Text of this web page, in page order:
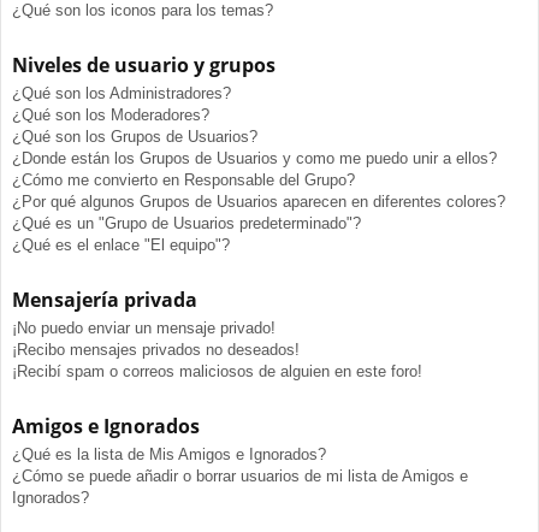
¿Qué son los iconos para los temas?
Niveles de usuario y grupos
¿Qué son los Administradores?
¿Qué son los Moderadores?
¿Qué son los Grupos de Usuarios?
¿Donde están los Grupos de Usuarios y como me puedo unir a ellos?
¿Cómo me convierto en Responsable del Grupo?
¿Por qué algunos Grupos de Usuarios aparecen en diferentes colores?
¿Qué es un "Grupo de Usuarios predeterminado"?
¿Qué es el enlace "El equipo"?
Mensajería privada
¡No puedo enviar un mensaje privado!
¡Recibo mensajes privados no deseados!
¡Recibí spam o correos maliciosos de alguien en este foro!
Amigos e Ignorados
¿Qué es la lista de Mis Amigos e Ignorados?
¿Cómo se puede añadir o borrar usuarios de mi lista de Amigos e
Ignorados?